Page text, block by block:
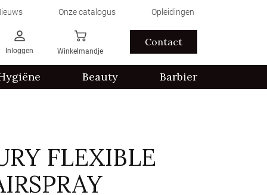
Onze catalogus Opleidingen
Inloggen Winkelmandje
Contact
Beauty Barbier
FLEXIBLE